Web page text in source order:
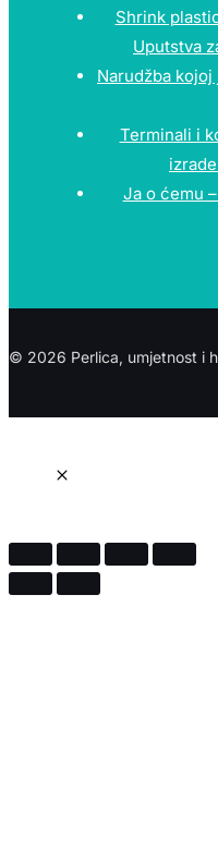
Shrink
Uputstva
Narudžba
Terminali i
Ja o ćemu
© 2026 Perlica, umjetnost i